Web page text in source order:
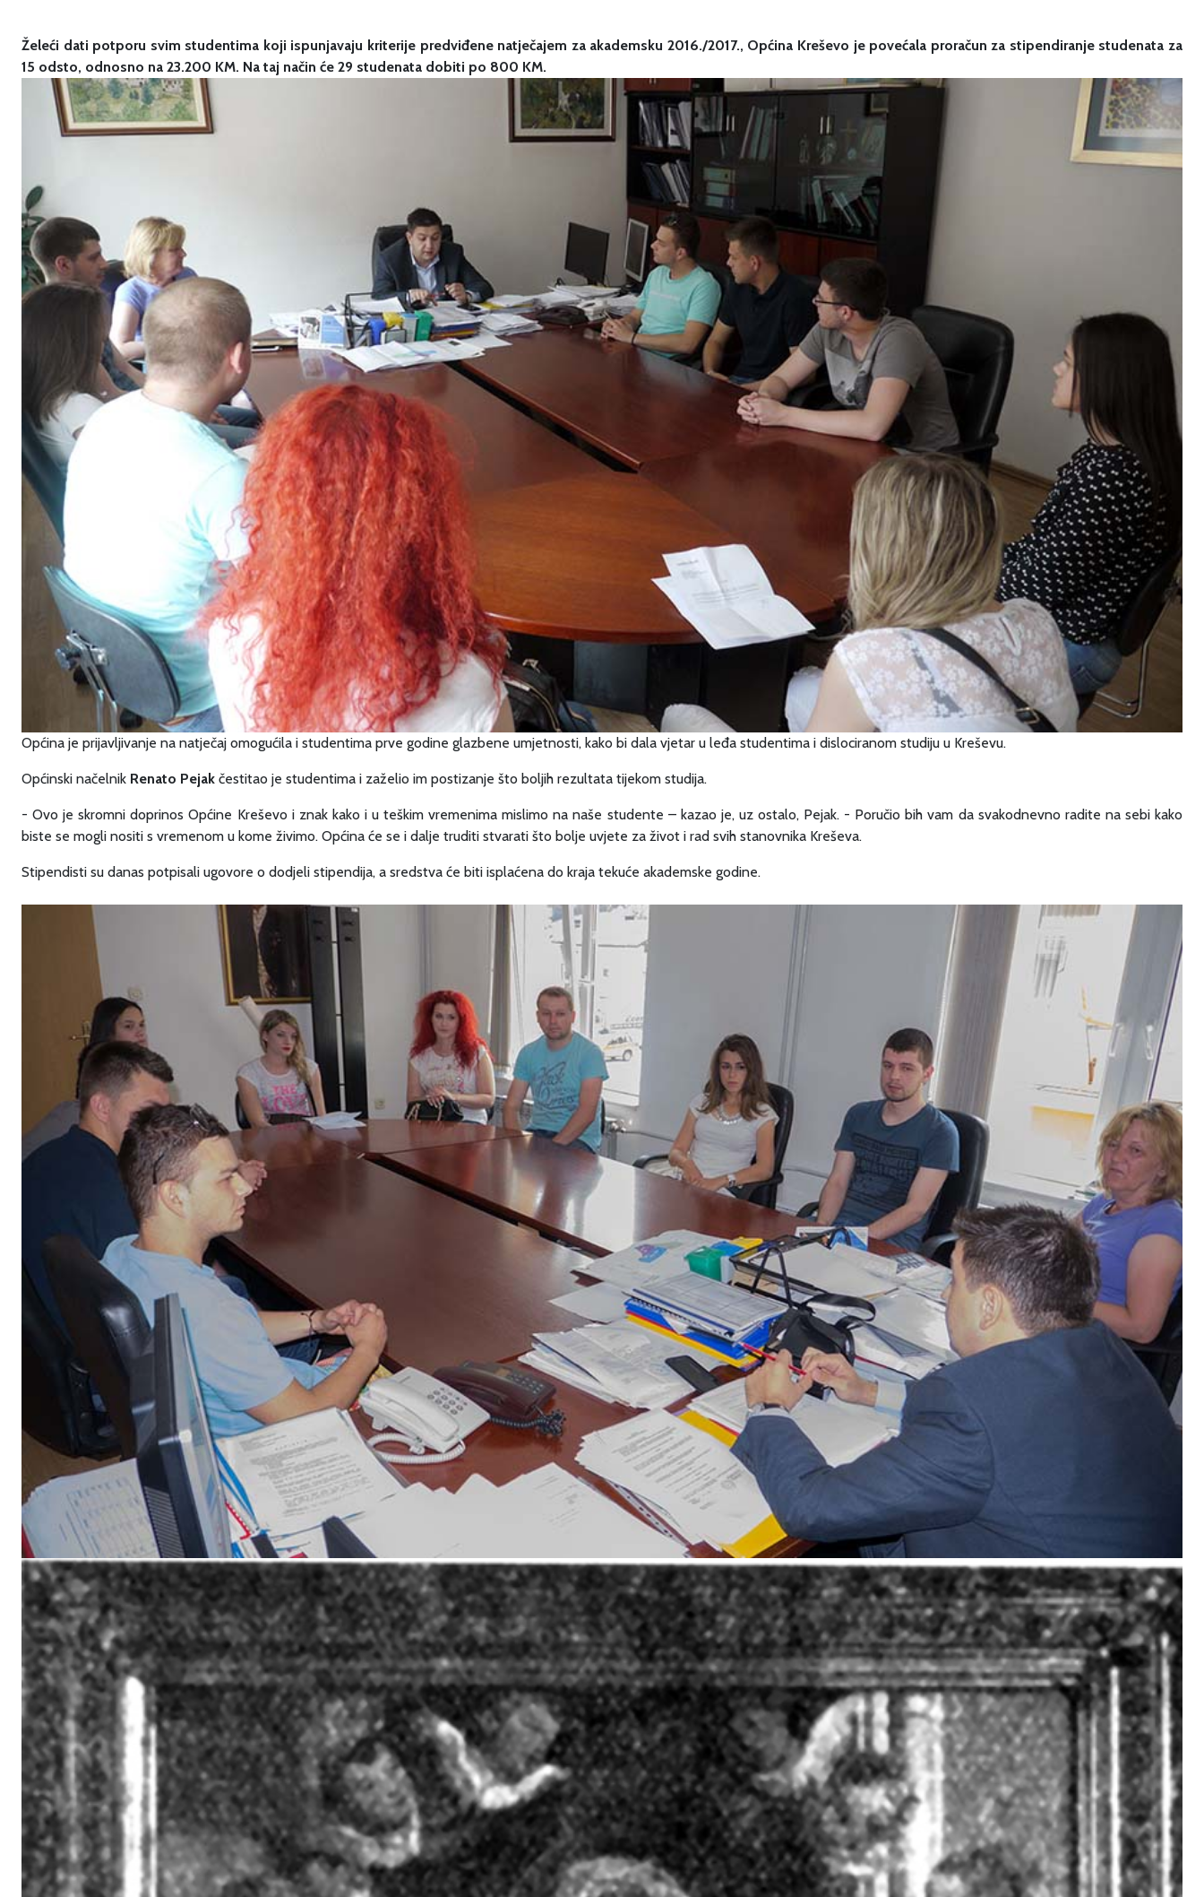
Želeći dati potporu svim studentima koji ispunjavaju kriterije predviđene natječajem za akademsku 2016./2017., Općina Kreševo je povećala proračun za stipendiranje studenata za
15 odsto, odnosno na 23.200 KM. Na taj način će 29 studenata dobiti po 800 KM.
Općina je prijavljivanje na natječaj omogućila i studentima prve godine glazbene umjetnosti, kako bi dala vjetar u leđa studentima i dislociranom studiju u Kreševu.
Općinski načelnik Renato Pejak čestitao je studentima i zaželio im postizanje što boljih rezultata tijekom studija.
- Ovo je skromni doprinos Općine Kreševo i znak kako i u teškim vremenima mislimo na naše studente – kazao je, uz ostalo, Pejak. - Poručio bih vam da svakodnevno radite na sebi kako
biste se mogli nositi s vremenom u kome živimo. Općina će se i dalje truditi stvarati što bolje uvjete za život i rad svih stanovnika Kreševa.
Stipendisti su danas potpisali ugovore o dodjeli stipendija, a sredstva će biti isplaćena do kraja tekuće akademske godine.